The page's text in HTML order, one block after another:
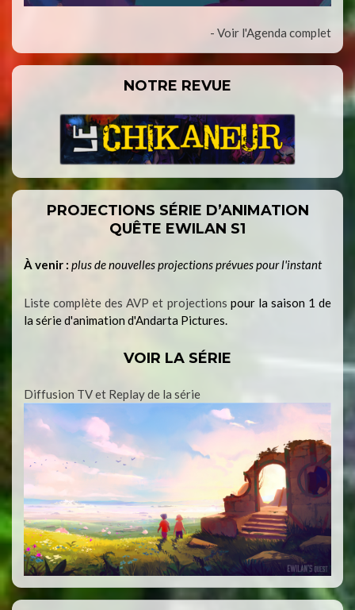
- Voir l'Agenda complet
NOTRE REVUE
PROJECTIONS SÉRIE D’ANIMATION
QUÊTE EWILAN S1
À venir : plus de nouvelles projections prévues pour l'instant
Liste complète des AVP et projections pour la saison 1 de
la série d'animation d'Andarta Pictures.
VOIR LA SÉRIE
Diffusion TV et Replay de la série